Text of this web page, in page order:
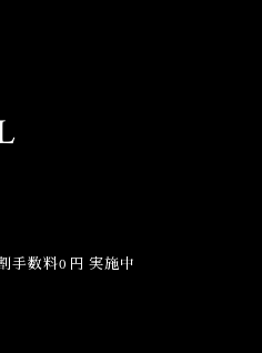
手数料0円 実施中